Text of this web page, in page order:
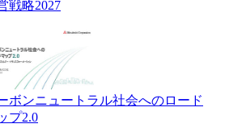
戦略2027
ボンニュートラル社会へのロード
プ2.0